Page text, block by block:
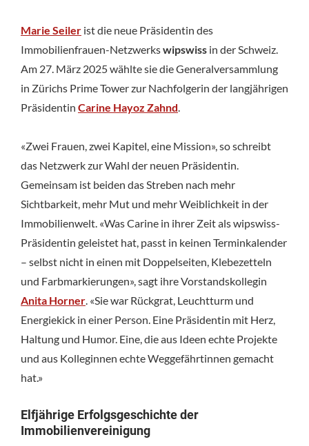
Marie Seiler ist die neue Präsidentin des
Immobilienfrauen-Netzwerkswipswiss in der Schweiz.
Am 27. März 2025 wählte sie die Generalversammlung
in Zürichs Prime Tower zur Nachfolgerin der langjährigen
Präsidentin Carine Hayoz Zahnd.
«Zwei Frauen, zwei Kapitel, eine Mission», so schreibt
das Netzwerk zur Wahl der neuen Präsidentin.
Gemeinsam ist beiden das Streben nach mehr
Sichtbarkeit, mehr Mut und mehr Weiblichkeit in der
Immobilienwelt. «Was Carine in ihrer Zeit als wipswiss-
Präsidentin geleistet hat, passt in keinen Terminkalender
– selbst nicht in einen mit Doppelseiten, Klebezetteln
und Farbmarkierungen», sagt ihre Vorstandskollegin
Anita Horner. «Sie war Rückgrat, Leuchtturm und
Energiekick in einer Person. Eine Präsidentin mit Herz,
Haltung und Humor. Eine, die aus Ideen echte Projekte
und aus Kolleginnen echte Weggefährtinnen gemacht
hat.»
Elfjährige Erfolgsgeschichte der
Immobilienvereinigung